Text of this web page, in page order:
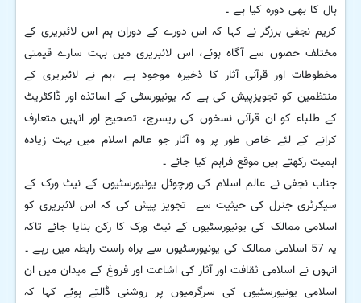
ہال کا بھی دورہ کیا ہے ۔
کریم نجفی برزگر نے کہا کہ اس دورے کے دوران ہم اس لائبریری کے
مختلف حصوں سے آگاہ ہوئے، اس لائبریری میں بہت سارے قیمتی
مخطوطات اور قرآنی آثار کا ذخیرہ موجود ہے ،ہم نے لائبریری کے
منتظمین کو تجویزپیش کی ہے کہ یونیورسٹی کے اساتذہ اور ڈاکٹریٹ
کے طلباء کو ان قرآنی نسخوں کی ریسرچ، تصحیح اور انہیں متعارف
کرانے کے لئے خاص طور پر وہ آثار جو عالم اسلام میں بہت زیادہ
اہمیت رکھتے ہیں موقع فراہم کیا جائے ۔
جناب نجفی نے عالم اسلام کی ورچوئل یونیورسٹیوں کے نیٹ ورک کے
سیکرٹری جنرل کی حیثیت سے تجویز پیش کی کہ اس لائبریری کو
اسلامی ممالک کی یونیورسٹیوں کے نیٹ ورک کا رکن بنایا جائے تاکہ
یہ 57 اسلامی ممالک کی یونیورسٹیوں سے براہ راست رابطہ میں رہے ۔
انہوں نے اسلامی ثقافت اور آثار کی اشاعت اور فروغ کے میدان میں ان
اسلامی یونیورسٹیوں کی سرگرمیوں پر روشنی ڈالتے ہوئے کہا کہ